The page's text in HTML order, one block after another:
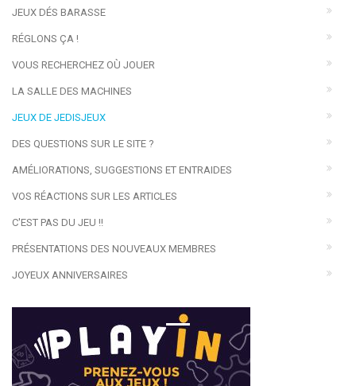
JEUX DÉS BARASSE
RÉGLONS ÇA !
VOUS RECHERCHEZ OÙ JOUER
LA SALLE DES MACHINES
JEUX DE JEDISJEUX
DES QUESTIONS SUR LE SITE ?
AMÉLIORATIONS, SUGGESTIONS ET ENTRAIDES
VOS RÉACTIONS SUR LES ARTICLES
C'EST PAS DU JEU !!
PRÉSENTATIONS DES NOUVEAUX MEMBRES
JOYEUX ANNIVERSAIRES